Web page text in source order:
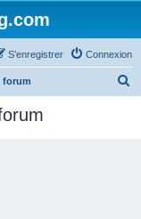
Connexion
S’enregistrer
forum